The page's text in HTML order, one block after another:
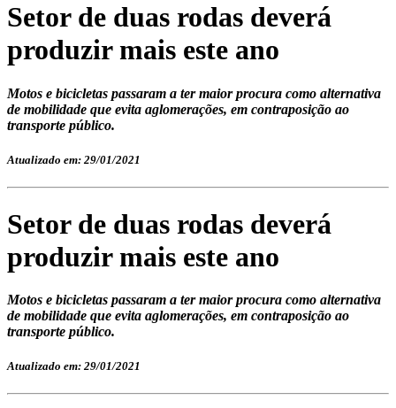
Setor de duas rodas deverá
produzir mais este ano
Motos e bicicletas passaram a ter maior procura como alternativa
de mobilidade que evita aglomerações, em contraposição ao
transporte público.
Atualizado em: 29/01/2021
Setor de duas rodas deverá
produzir mais este ano
Motos e bicicletas passaram a ter maior procura como alternativa
de mobilidade que evita aglomerações, em contraposição ao
transporte público.
Atualizado em: 29/01/2021